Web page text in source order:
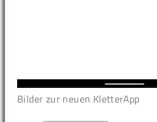
Bilder zur neuen KletterApp